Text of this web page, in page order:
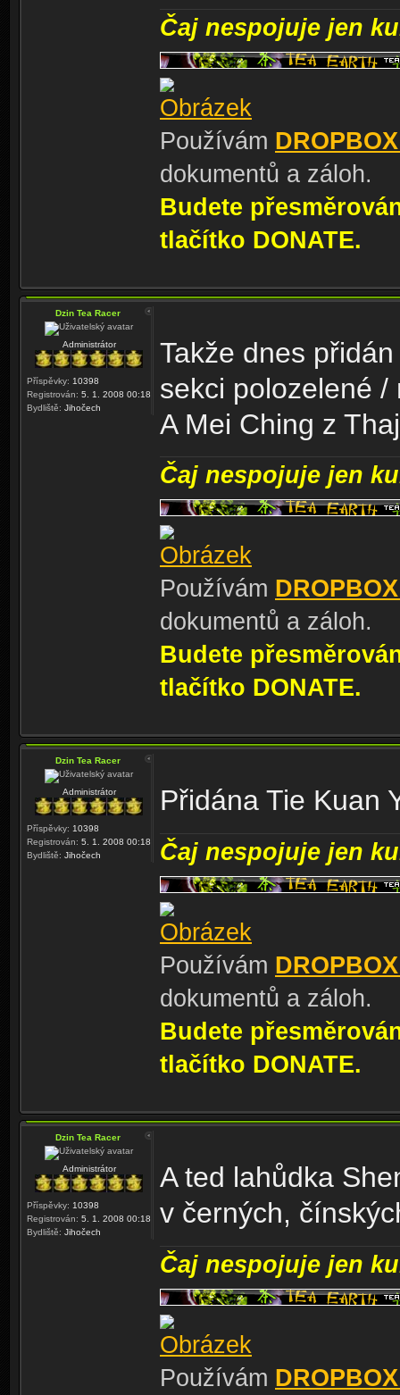
Čaj nespojuje jen
Používám
dokumentů a záloh.
Budete
tlačítko DONATE.
Dzin Tea Racer
Administrátor
Příspěvky: 10398
Registrován: 5. 1. 2008 00:18
Bydliště: Jihočech
Takže dnes
sekci polozelené /
A Mei Ching z
Čaj nespojuje jen
Používám
dokumentů a záloh.
Budete
tlačítko DONATE.
Dzin Tea Racer
Administrátor
Příspěvky: 10398
Registrován: 5. 1. 2008 00:18
Bydliště: Jihočech
Přidána Tie Kuan
Čaj nespojuje jen
Používám
dokumentů a záloh.
Budete
tlačítko DONATE.
Dzin Tea Racer
Administrátor
Příspěvky: 10398
Registrován: 5. 1. 2008 00:18
Bydliště: Jihočech
A ted lahůdka
v černých,
Čaj nespojuje jen
Používám